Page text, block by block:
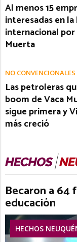
Al menos 15
interesadas en
internacional por
Muerta
NO CONVENCIONALES
Las petroleras
boom de Vaca
sigue primera y
más creció
Becaron a 64
educación
HECHOS